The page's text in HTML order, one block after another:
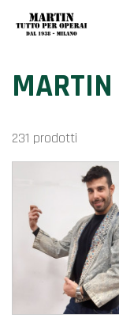
MARTIN
231 prodotti